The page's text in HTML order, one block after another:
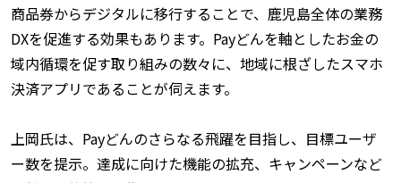
商品券からデジタルに移行することで、鹿児島全体の業務
DXを促進する効果もあります。Payどんを軸としたお金の
域内循環を促す取り組みの数々に、地域に根ざしたスマホ
決済アプリであることが伺えます。
上岡氏は、Payどんのさらなる飛躍を目指し、目標ユーザ
ー数を提示。達成に向けた機能の拡充、キャンペーンなど